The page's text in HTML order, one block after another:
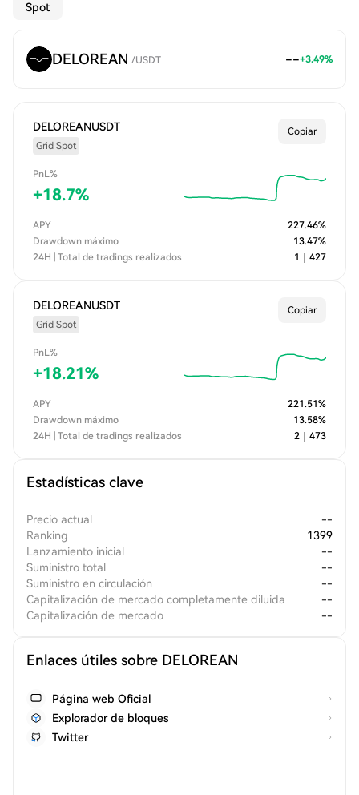
Spot
DELOREAN /USDT --+3.49%
DELOREANUSDT
Grid Spot
Copiar
PnL%
+18.7%
APY 227.46%
Drawdown máximo
13.47%
24H | Total de tradings realizados
1 427
DELOREANUSDT
Grid Spot
Copiar
PnL%
+18.21%
APY 221.51%
Drawdown máximo
13.58%
24H | Total de tradings realizados
2 473
Estadísticas clave
Precio actual
--
Ranking
1399
Lanzamiento inicial
--
Suministro total
--
Suministro en circulación
--
Capitalización de mercado completamente diluida
--
Capitalización de mercado
--
Enlaces útiles sobre DELOREAN
Página web Oficial
Explorador de bloques
Twitter